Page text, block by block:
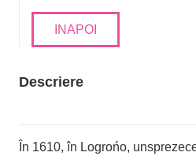
INAPOI
Descriere
În 1610, în Logrońo,